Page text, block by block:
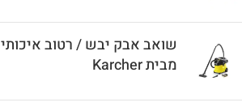
שואב אבק יבש / רטוב איכותי
מבית Karcher